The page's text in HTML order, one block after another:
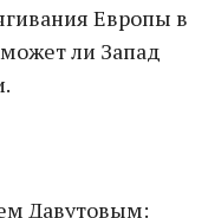
Европы в
ли Запад
Давутовым: